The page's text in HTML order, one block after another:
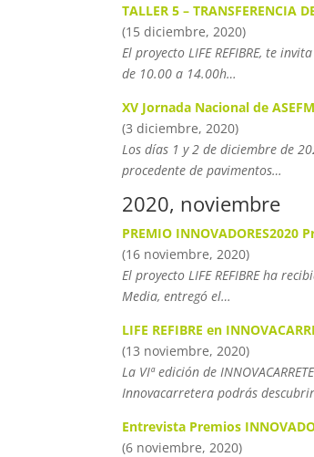
TALLER 5 – TRANSFERENCIA
(15 diciembre, 2020)
El proyecto LIFE REFIBRE, te
de 10.00 a 14.00h…
XV Jornada Nacional de
(3 diciembre, 2020)
Los días 1 y 2 de diciembre de
procedente de pavimentos…
2020, noviembre
PREMIO INNOVADORES2020
(16 noviembre, 2020)
El proyecto LIFE REFIBRE ha
Media, entregó el…
LIFE REFIBRE en
(13 noviembre, 2020)
La VIª edición de
Innovacarretera podrás
Entrevista Premios
(6 noviembre, 2020)